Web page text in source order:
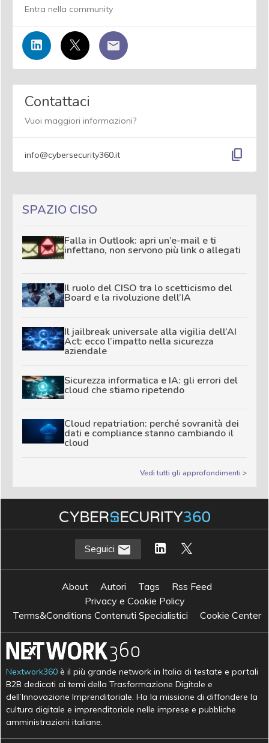
Entra nella community
Contattaci
Vuoi maggiori informazioni?
info@cybersecurity360.it content_copy
SPAZIO CISO
Falla in Outlook: apri un’e-mail e ti
infettano, non servono più link o allegati
Il ruolo del CISO tra lo scetticismo del
Board e la rivoluzione dell’IA
Il jailbreak universale alla vigilia dell’AI
Act: ecco l’impatto nella sicurezza
aziendale
Sicurezza informatica e IA: gli errori del
cloud che stiamo ripetendo
Cloud repatriation: perché sovranità dei
dati e compliance stanno cambiando il
cloud
Vedi tutti gli approfondimenti >
Seguici
About Autori Tags
Rss Feed
Privacy e Cookie Policy
Terms&Conditions Contenuti Specialistici
Cookie Center
Nextwork360 è il più grande network in Italia di testate e portali
B2B dedicati ai temi della Trasformazione Digitale e
dell’Innovazione Imprenditoriale. Ha la missione di diffondere la
cultura digitale e imprenditoriale nelle imprese e pubbliche
amministrazioni italiane.